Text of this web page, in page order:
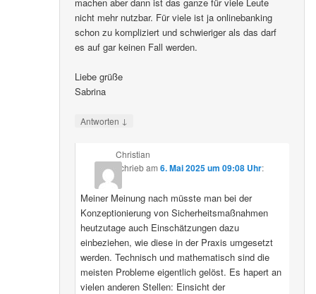
nicht mehr nutzbar. Für viele ist ja onlinebanking
schon zu kompliziert und schwieriger als das darf
es auf gar keinen Fall werden.
Liebe grüße
Sabrina
Antworten ↓
Christian
schriebam 6. Mai 2025 um 09:08 Uhr:
Meiner Meinung nach müsste man bei der
Konzeptionierung von Sicherheitsmaßnahmen
heutzutage auch Einschätzungen dazu
einbeziehen, wie diese in der Praxis umgesetzt
werden. Technisch und mathematisch sind die
meisten Probleme eigentlich gelöst. Es hapert an
vielen anderen Stellen: Einsicht der